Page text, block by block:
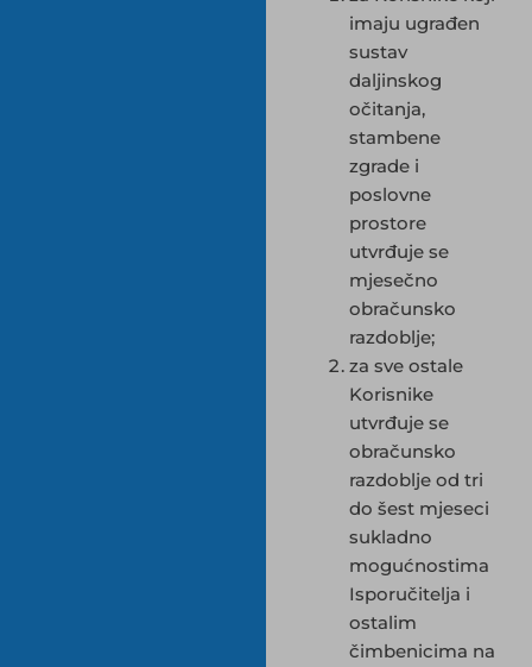
imaju ugrađen
sustav
daljinskog
očitanja,
stambene
zgrade i
poslovne
prostore
utvrđuje se
mjesečno
obračunsko
razdoblje;
za sve ostale
Korisnike
utvrđuje se
obračunsko
razdoblje od tri
do šest mjeseci
sukladno
mogućnostima
Isporučitelja i
ostalim
čimbenicima na